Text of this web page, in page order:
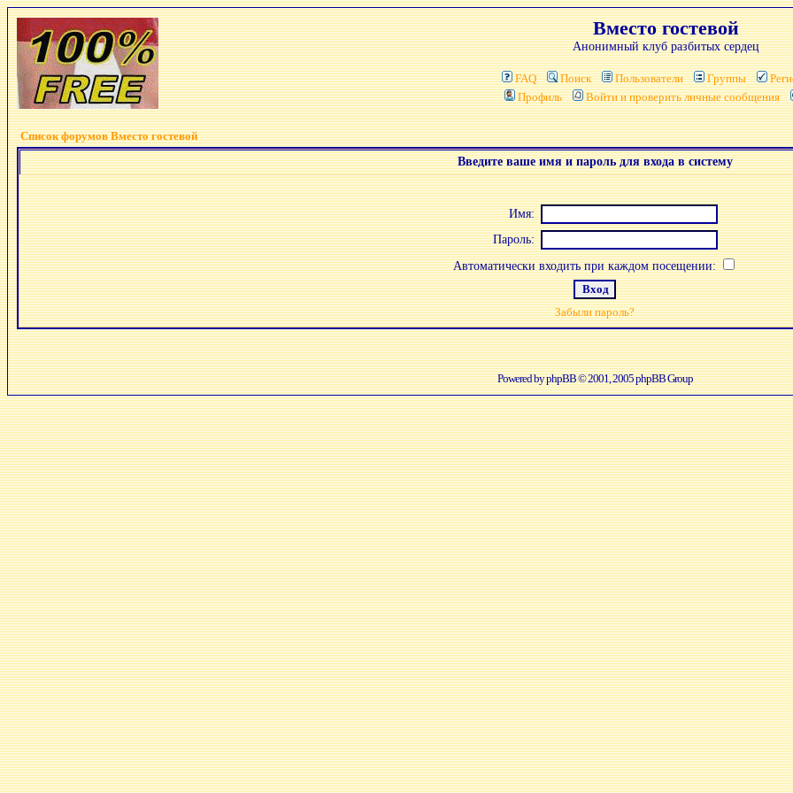
Вместо гостевой
Анонимный клуб разбитых сердец
FAQ Поиск Пользователи Группы
Профиль
Войти и проверить личные сообщения
Список форумов Вместо гостевой
Введите ваше имя и пароль для входа в систему
Имя:
Пароль:
Автоматически входить при каждом посещении:
Забыли пароль?
Powered byphpBB© 2001, 2005 phpBB Group